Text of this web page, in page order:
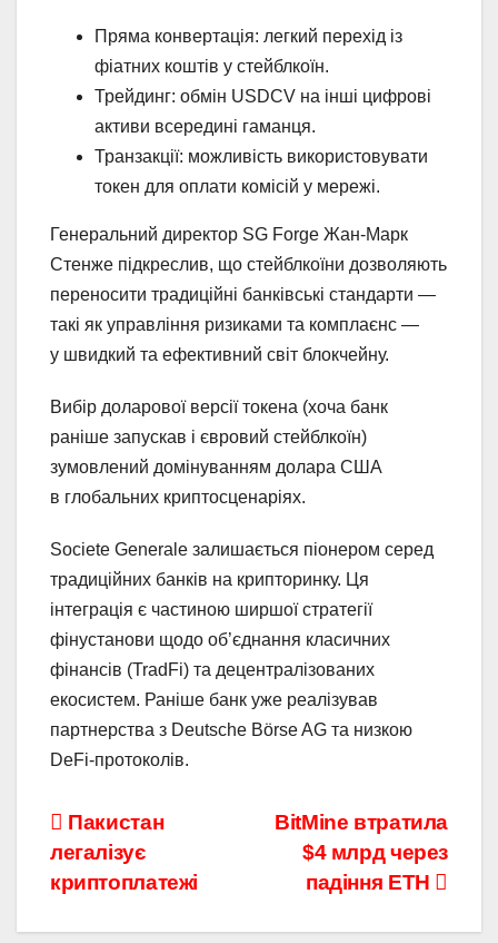
Пряма конвертація: легкий перехід із
фіатних коштів у стейблкоїн.
Трейдинг: обмін USDCV на інші цифрові
активи всередині гаманця.
Транзакції: можливість використовувати
токен для оплати комісій у мережі.
Генеральний директор SG Forge Жан-Марк
Стенже підкреслив, що стейблкоїни дозволяють
переносити традиційні банківські стандарти —
такі як управління ризиками та комплаєнс —
у швидкий та ефективний світ блокчейну.
Вибір доларової версії токена (хоча банк
раніше запускав і євровий стейблкоїн)
зумовлений домінуванням долара США
в глобальних криптосценаріях.
Societe Generale залишається піонером серед
традиційних банків на крипторинку. Ця
інтеграція є частиною ширшої стратегії
фінустанови щодо об’єднання класичних
фінансів (TradFi) та децентралізованих
екосистем. Раніше банк уже реалізував
партнерства з Deutsche Börse AG та низкою
DeFi-протоколів.
Навігація
записів
BitMine втратила
$4 млрд через
падіння ETH
Пакистан
легалізує
криптоплатежі